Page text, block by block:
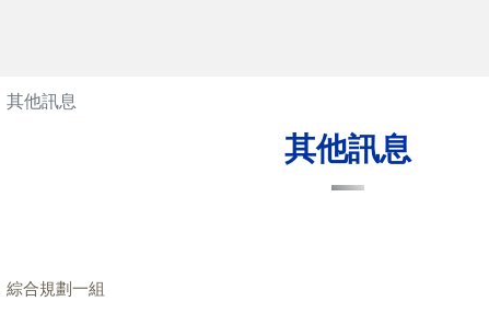
其他訊息
其他訊息
綜合規劃一組